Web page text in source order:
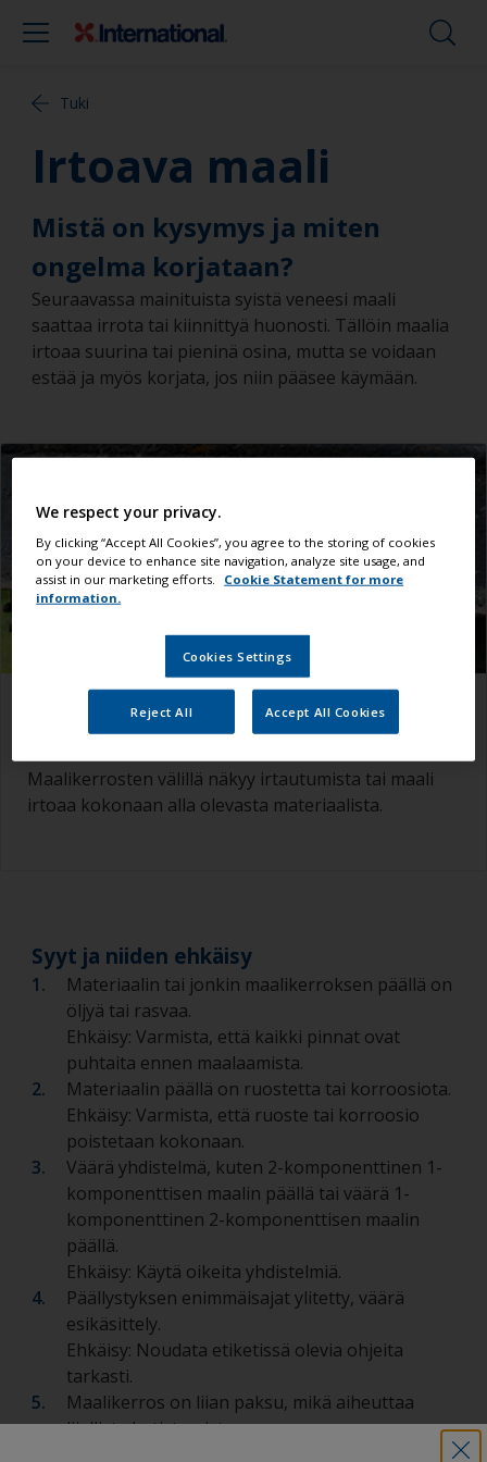
Tuki
Irtoava maali
Mistä on kysymys ja miten
ongelma korjataan?
Seuraavassa mainituista syistä veneesi maali
saattaa irrota tai kiinnittyä huonosti. Tällöin maalia
irtoaa suurina tai pieninä osina, mutta se voidaan
estää ja myös korjata, jos niin pääsee käymään.
Mistä sen tunnistaa
Maalikerrosten välillä näkyy irtautumista tai maali
irtoaa kokonaan alla olevasta materiaalista.
Syyt ja niiden ehkäisy
Materiaalin tai jonkin maalikerroksen päällä on
öljyä tai rasvaa.
Ehkäisy: Varmista, että kaikki pinnat ovat
puhtaita ennen maalaamista.
Materiaalin päällä on ruostetta tai korroosiota.
Ehkäisy: Varmista, että ruoste tai korroosio
poistetaan kokonaan.
Väärä yhdistelmä, kuten 2-komponenttinen 1-
komponenttisen maalin päällä tai väärä 1-
komponenttinen 2-komponenttisen maalin
päällä.
Ehkäisy: Käytä oikeita yhdistelmiä.
Päällystyksen enimmäisajat ylitetty, väärä
esikäsittely.
Ehkäisy: Noudata etiketissä olevia ohjeita
tarkasti.
Maalikerros on liian paksu, mikä aiheuttaa
liiallista kutistumista.
We respect your privacy.
By clicking “Accept All Cookies”, you agree to the storing of cookies
on your device to enhance site navigation, analyze site usage, and
assist in our marketing efforts.
Cookie Statement for more
information.
Cookies Settings
Reject All Accept All Cookies